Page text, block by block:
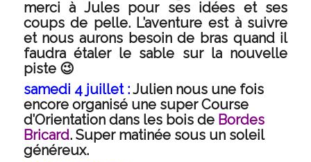
merci à Jules pour ses idées et ses
coups de pelle. L’aventure est à suivre
et nous aurons besoin de bras quand il
faudra étaler le sable sur la nouvelle
piste 😉
samedi 4 juillet :Julien nous une fois
encore organisé une super Course
d’Orientation dans les bois de Bordes
Bricard. Super matinée sous un soleil
généreux.